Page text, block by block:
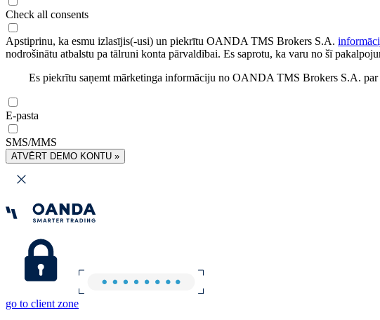
Check all consents
Apstiprinu, ka esmu izlasījis(-usi) un piekrītu OANDA TMS Brokers S.A.
nodrošinātu atbalstu pa tālruni konta pārvaldībai. Es saprotu, ka varu no šī
Es piekrītu saņemt mārketinga informāciju no OANDA TMS Brokers S.A.
E-pasta
SMS/MMS
ATVĒRT DEMO KONTU »
go to client zone